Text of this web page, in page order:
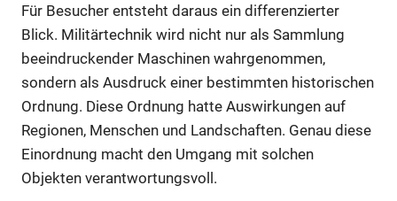
Für Besucher entsteht daraus ein differenzierter
Blick. Militärtechnik wird nicht nur als Sammlung
beeindruckender Maschinen wahrgenommen,
sondern als Ausdruck einer bestimmten historischen
Ordnung. Diese Ordnung hatte Auswirkungen auf
Regionen, Menschen und Landschaften. Genau diese
Einordnung macht den Umgang mit solchen
Objekten verantwortungsvoll.